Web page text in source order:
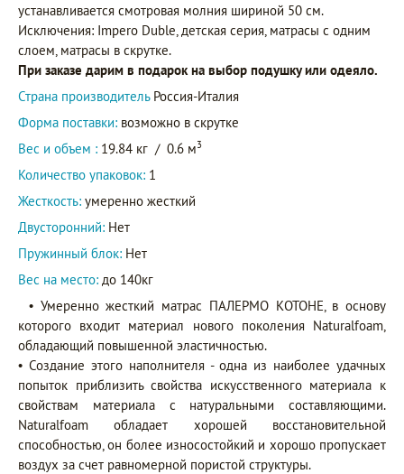
устанавливается смотровая молния шириной 50 см.
Исключения: Impero Duble, детская серия, матрасы с одним
слоем, матрасы в скрутке.
При заказе дарим в подарок на выбор подушку или одеяло.
Страна производитель Россия-Италия
Форма поставки: возможно в скрутке
Вес и объем : 19.84 кг / 0.6 м3
Количество упаковок: 1
Жесткость: умеренно жесткий
Двусторонний: Нет
Пружинный блок: Нет
Вес на место: до 140кг
• Умеренно жесткий матрас ПАЛЕРМО КОТОНЕ, в основу
которого входит материал нового поколения Naturalfoаm,
обладающий повышенной эластичностью.
• Создание этого наполнителя - одна из наиболее удачных
попыток приблизить свойства искусственного материала к
свойствам материала с натуральными составляющими.
Naturalfoаm обладает хорошей восстановительной
способностью, он более износостойкий и хорошо пропускает
воздух за счет равномерной пористой структуры.